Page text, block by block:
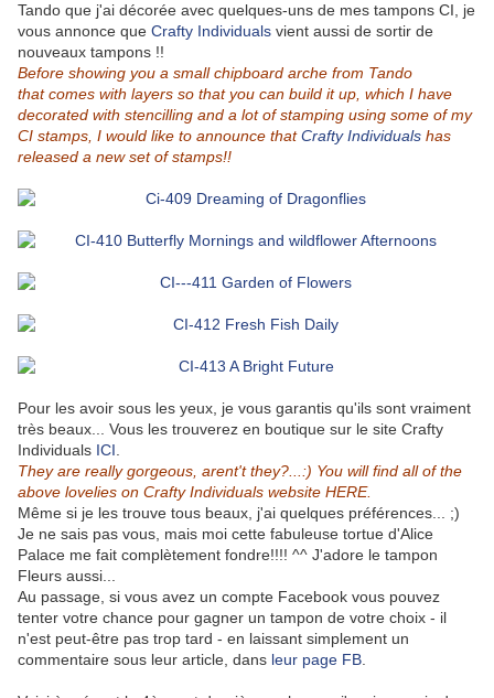
Tando que j'ai décorée avec quelques-uns de mes tampons CI, je
vous annonce que Crafty Individuals vient aussi de sortir de
nouveaux tampons !!
Before showing you a small chipboard arche from Tando
thatcomes with layers so that you can build it up, which I have
decorated with stencilling and a lot of stamping using some of my
CI stamps, I would like to announce thatCrafty Individuals has
released a new set of stamps!!
Pour les avoir sous les yeux, je vous garantis qu'ils sont vraiment
très beaux... Vous les trouverez en boutique sur le site Crafty
Individuals ICI
They are really gorgeous, arent't they?...:) You will find all of the
above lovelies on Crafty Individuals website HERE.
Même si je les trouve tous beaux, j'ai quelques préférences... ;)
Je ne sais pas vous, mais moi cette fabuleuse tortue d'Alice
Palace me fait complètement fondre!!!! ^^ J'adore le tampon
Fleurs aussi...
Au passage, si vous avez un compte Facebook vous pouvez
tenter votre chance pour gagner un tampon de votre choix - il
n'est peut-être pas trop tard - en laissant simplement un
commentaire sous leur article, dans leur page FB